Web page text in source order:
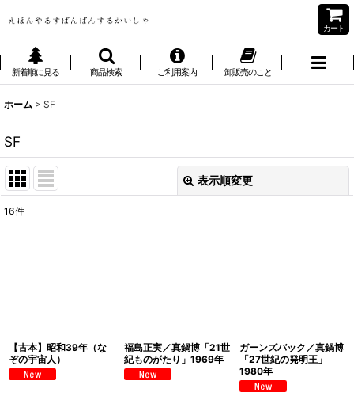
カート
新着順に見る 商品検索 ご利用案内 卸販売のこと
ホーム > SF
SF
表示順変更
16件
【古本】昭和39年（な
ぞの宇宙人）
福島正実／真鍋博「21世
紀ものがたり」1969年
ガーンズバック／真鍋博
「27世紀の発明王」
1980年